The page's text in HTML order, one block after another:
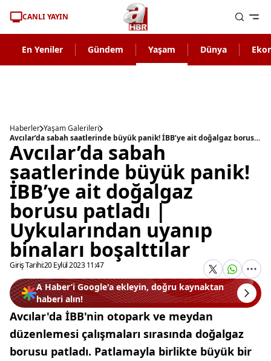
CANLI YAYIN
En Yeniler Gündem Yaşam Dünya
Haberler Yaşam Galerileri
Avcılar’da sabah saatlerinde büyük panik! İBB’ye ait doğalgaz borusu patladı | Uykularından uyanıp binaları boşalttılar
Avcılar’da sabah
saatlerinde büyük panik!
İBB’ye ait doğalgaz
borusu patladı |
Uykularından uyanıp
binaları boşalttılar
Giriş Tarihi:20 Eylül 2023 11:47
A Haber’i Google'a ekleyin, doğru kaynaktan
haberi alın!
Avcılar'da İBB'nin otopark ve meydan
düzenlemesi çalışmaları sırasında doğalgaz
borusu patladı. Patlamayla birlikte büyük bir